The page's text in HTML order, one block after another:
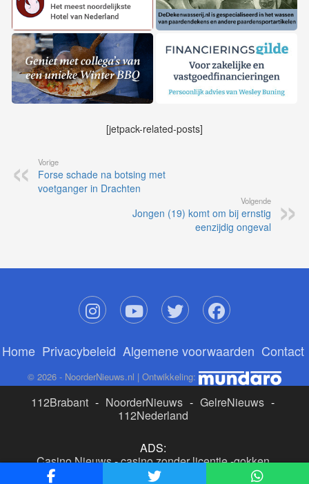
[jetpack-related-posts]
Vorige
Forse schade na botsing met
voetganger in Drachten
Volgende
Jongen (19) komt om bij ernstig
eenzijdig ongeval
Home Privacybeleid Algemene voorwaarden Contact
© 2026 - NoorderNieuws.nl | Ontwikkeling:
112Brabant - NoorderNieuws - GelreNieuws -
112Nederland
ADS:
Casino Nieuws-casino zonder licentie-gokken
buitenlandse site
beste online casino nederland